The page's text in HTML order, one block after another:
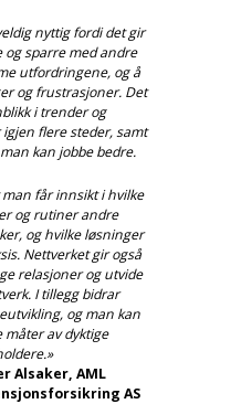
nyttig fordi det gir
sparre med andre
utfordringene, og å
og frustrasjoner. Det
i trender og
flere steder, samt
kan jobbe bedre.
får innsikt i hvilke
og rutiner andre
og hvilke løsninger
Nettverket gir også
relasjoner og utvide
I tillegg bidrar
og man kan
av dyktige
Alsaker, AML
AS